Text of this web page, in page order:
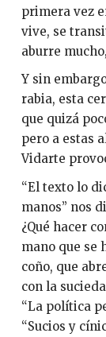
primera vez
vive, se
aburre
Y sin
rabia, esta
que quizá
pero a estas
Vidarte
“El texto lo
manos” nos
¿Qué hacer
mano que se
coño, que
con la
“La política
“Sucios y